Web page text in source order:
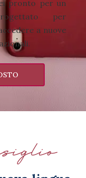
pronto per un
per
a nuove